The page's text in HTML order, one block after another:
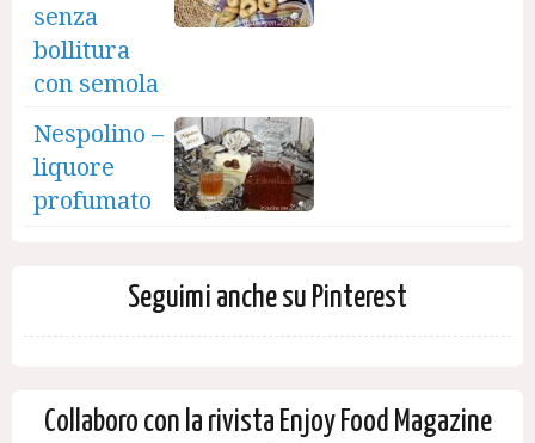
senza
bollitura
con semola
Nespolino –
liquore
profumato
Seguimi anche su Pinterest
Collaboro con la rivista Enjoy Food Magazine